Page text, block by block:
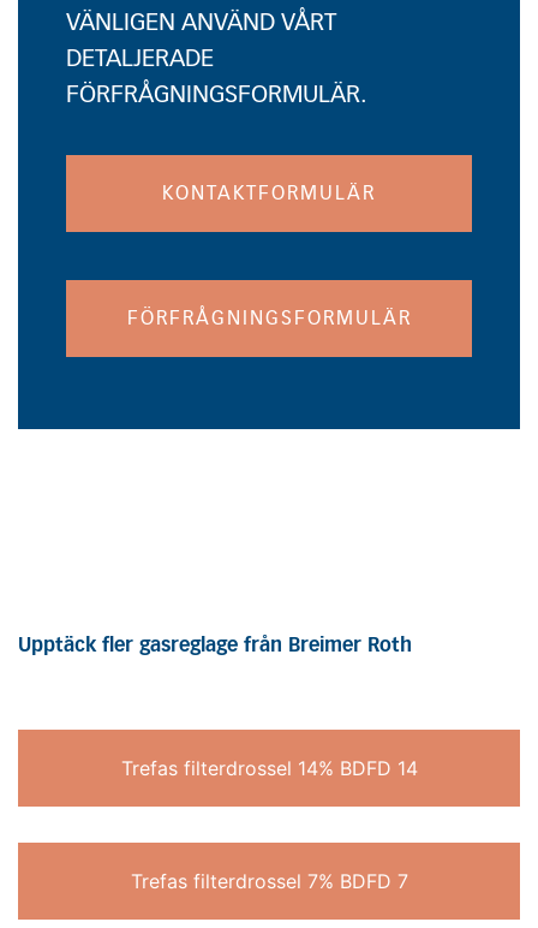
VÄNLIGEN ANVÄND VÅRT
DETALJERADE
FÖRFRÅGNINGSFORMULÄR.
KONTAKTFORMULÄR
FÖRFRÅGNINGSFORMULÄR
Upptäck fler gasreglage från Breimer Roth
Trefas filterdrossel 14% BDFD 14
Trefas filterdrossel 7% BDFD 7